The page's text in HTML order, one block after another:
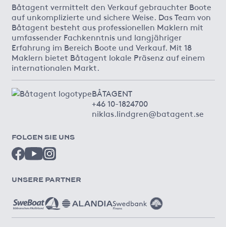
Båtagent vermittelt den Verkauf gebrauchter Boote
auf unkomplizierte und sichere Weise. Das Team von
Båtagent besteht aus professionellen Maklern mit
umfassender Fachkenntnis und langjähriger
Erfahrung im Bereich Boote und Verkauf. Mit 18
Maklern bietet Båtagent lokale Präsenz auf einem
internationalen Markt.
BÅTAGENT
+46 10-1824700
niklas.lindgren@batagent.se
FOLGEN SIE UNS
UNSERE PARTNER